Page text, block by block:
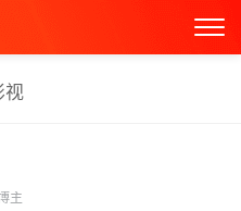
视
主